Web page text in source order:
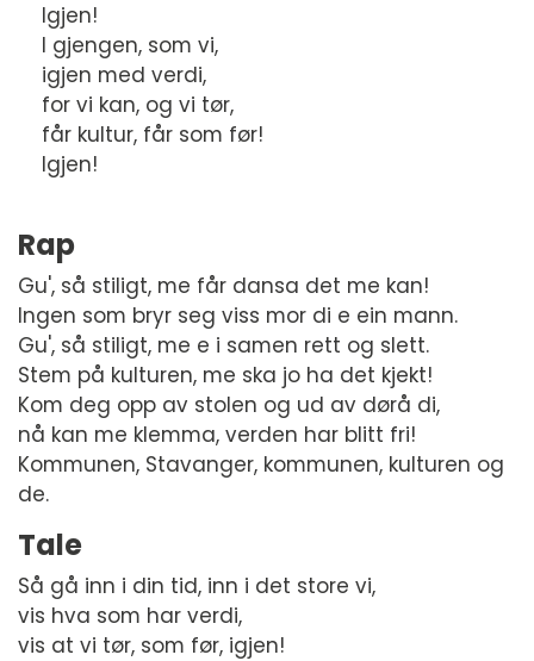
Igjen!
I gjengen, som vi,
igjen med verdi,
for vi kan, og vi tør,
får kultur, får som før!
Igjen!
Rap
Gu', så stiligt, me får dansa det me kan!
Ingen som bryr seg viss mor di e ein mann.
Gu', så stiligt, me e i samen rett og slett.
Stem på kulturen, me ska jo ha det kjekt!
Kom deg opp av stolen og ud av dørå di,
nå kan me klemma, verden har blitt fri!
Kommunen, Stavanger, kommunen, kulturen og
de.
Tale
Så gå inn i din tid, inn i det store vi,
vis hva som har verdi,
vis at vi tør, som før, igjen!